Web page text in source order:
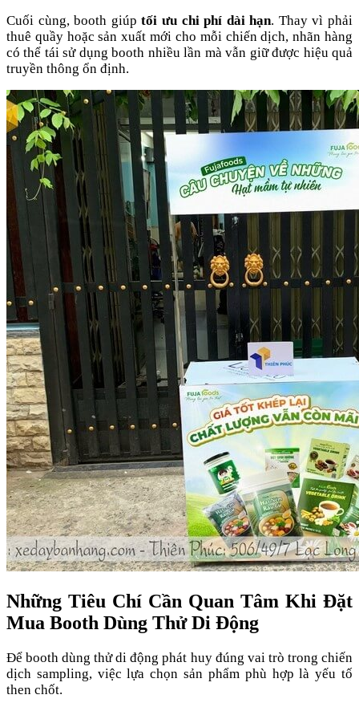
Cuối cùng, booth giúptối ưu chi phí dài hạn. Thay vì phải
thuê quầy hoặc sản xuất mới cho mỗi chiến dịch, nhãn hàng
có thể tái sử dụng booth nhiều lần mà vẫn giữ được hiệu quả
truyền thông ổn định.
Những Tiêu Chí Cần Quan Tâm Khi Đặt
Mua Booth Dùng Thử Di Động
Để booth dùng thử di động phát huy đúng vai trò trong chiến
dịch sampling, việc lựa chọn sản phẩm phù hợp là yếu tố
then chốt.